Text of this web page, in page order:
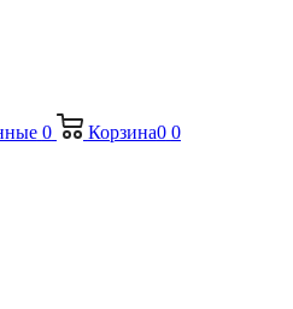
0 Корзина0 0